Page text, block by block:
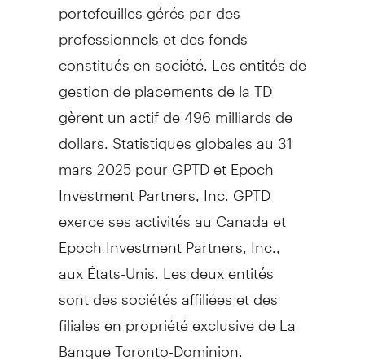
professionnels et des fonds
constitués en société. Les entités de
gestion de placements de la TD
gèrent un actif de 496 milliards de
dollars. Statistiques globales au 31
mars 2025 pour GPTD et Epoch
Investment Partners, Inc. GPTD
exerce ses activités au Canadaet
Epoch Investment Partners, Inc.,
aux États-Unis. Les deux entités
sont des sociétés affiliées et des
filiales en propriété exclusive de La
Banque Toronto-Dominion.